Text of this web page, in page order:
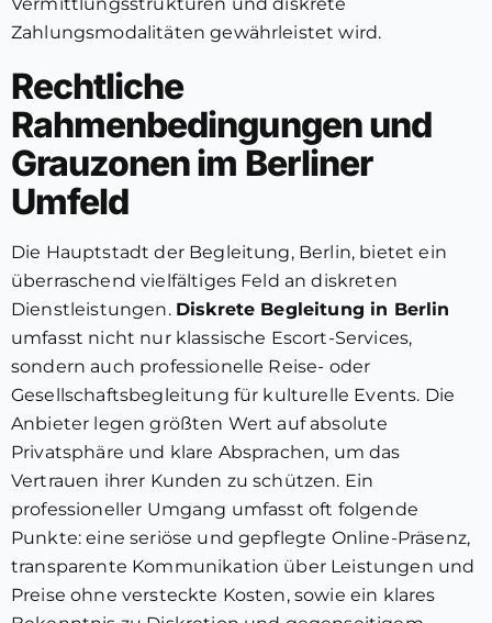
Zahlungsmodalitäten gewährleistet wird.
Rechtliche
Rahmenbedingungen und
Grauzonen im Berliner
Umfeld
Die Hauptstadt der Begleitung, Berlin, bietet ein
überraschend vielfältiges Feld an diskreten
Dienstleistungen. Diskrete Begleitung in Berlin
umfasst nicht nur klassische Escort-Services,
sondern auch professionelle Reise- oder
Gesellschaftsbegleitung für kulturelle Events. Die
Anbieter legen größten Wert auf absolute
Privatsphäre und klare Absprachen, um das
Vertrauen ihrer Kunden zu schützen. Ein
professioneller Umgang umfasst oft folgende
Punkte: eine seriöse und gepflegte Online-Präsenz,
transparente Kommunikation über Leistungen und
Preise ohne versteckte Kosten, sowie ein klares